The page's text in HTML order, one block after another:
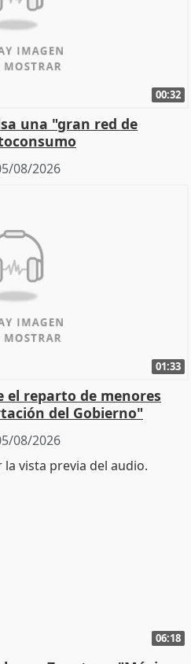
00:32
una "gran red de
08/2026
01:33
el reparto de menores
del Gobierno"
08/2026
06:18